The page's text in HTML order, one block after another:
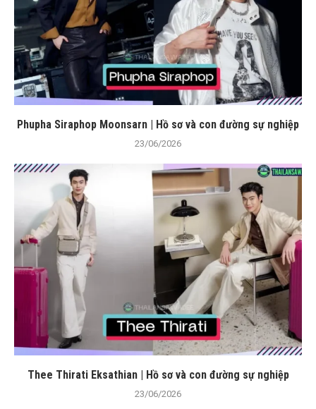
Phupha Siraphop Moonsarn | Hồ sơ và con đường sự nghiệp
23/06/2026
Thee Thirati Eksathian | Hồ sơ và con đường sự nghiệp
23/06/2026